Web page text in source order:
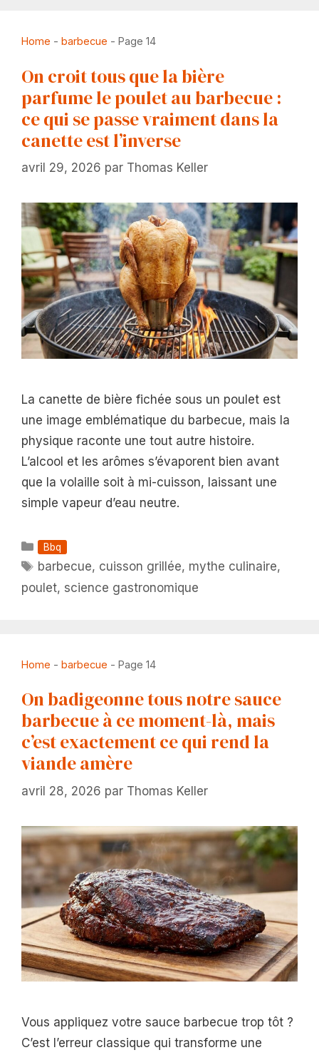
Home - barbecue - Page 14
On croit tous que la bière
parfume le poulet au barbecue :
ce qui se passe vraiment dans la
canette est l’inverse
avril 29, 2026 par Thomas Keller
La canette de bière fichée sous un poulet est
une image emblématique du barbecue, mais la
physique raconte une tout autre histoire.
L’alcool et les arômes s’évaporent bien avant
que la volaille soit à mi-cuisson, laissant une
simple vapeur d’eau neutre.
Catégories
Bbq
Étiquettes
barbecue, cuisson grillée, mythe culinaire,
poulet, science gastronomique
Home - barbecue - Page 14
On badigeonne tous notre sauce
barbecue à ce moment-là, mais
c’est exactement ce qui rend la
viande amère
avril 28, 2026 par Thomas Keller
Vous appliquez votre sauce barbecue trop tôt ?
C’est l’erreur classique qui transforme une